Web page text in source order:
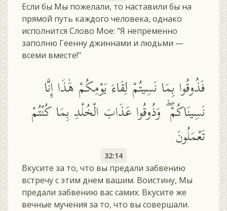
Если бы Мы пожелали, то наставили бы на
прямой путь каждого человека, однако
исполнится Слово Мое: "Я непременно
заполню Геенну джиннами и людьми —
всеми вместе!"
فَذُوقُوا بِمَا نَسِيتُمْ لِقَاءَ يَوْمِكُمْ هَٰذَا إِنَّا
نَسِينَاكُمْ ۖ وَذُوقُوا عَذَابَ الْخُلْدِ بِمَا كُنْتُمْ
تَعْمَلُونَ
32:14
Вкусите за то, что вы предали забвению
встречу с этим днем вашим. Воистину, Мы
предали забвению вас самих. Вкусите же
вечные мучения за то, что вы совершали.